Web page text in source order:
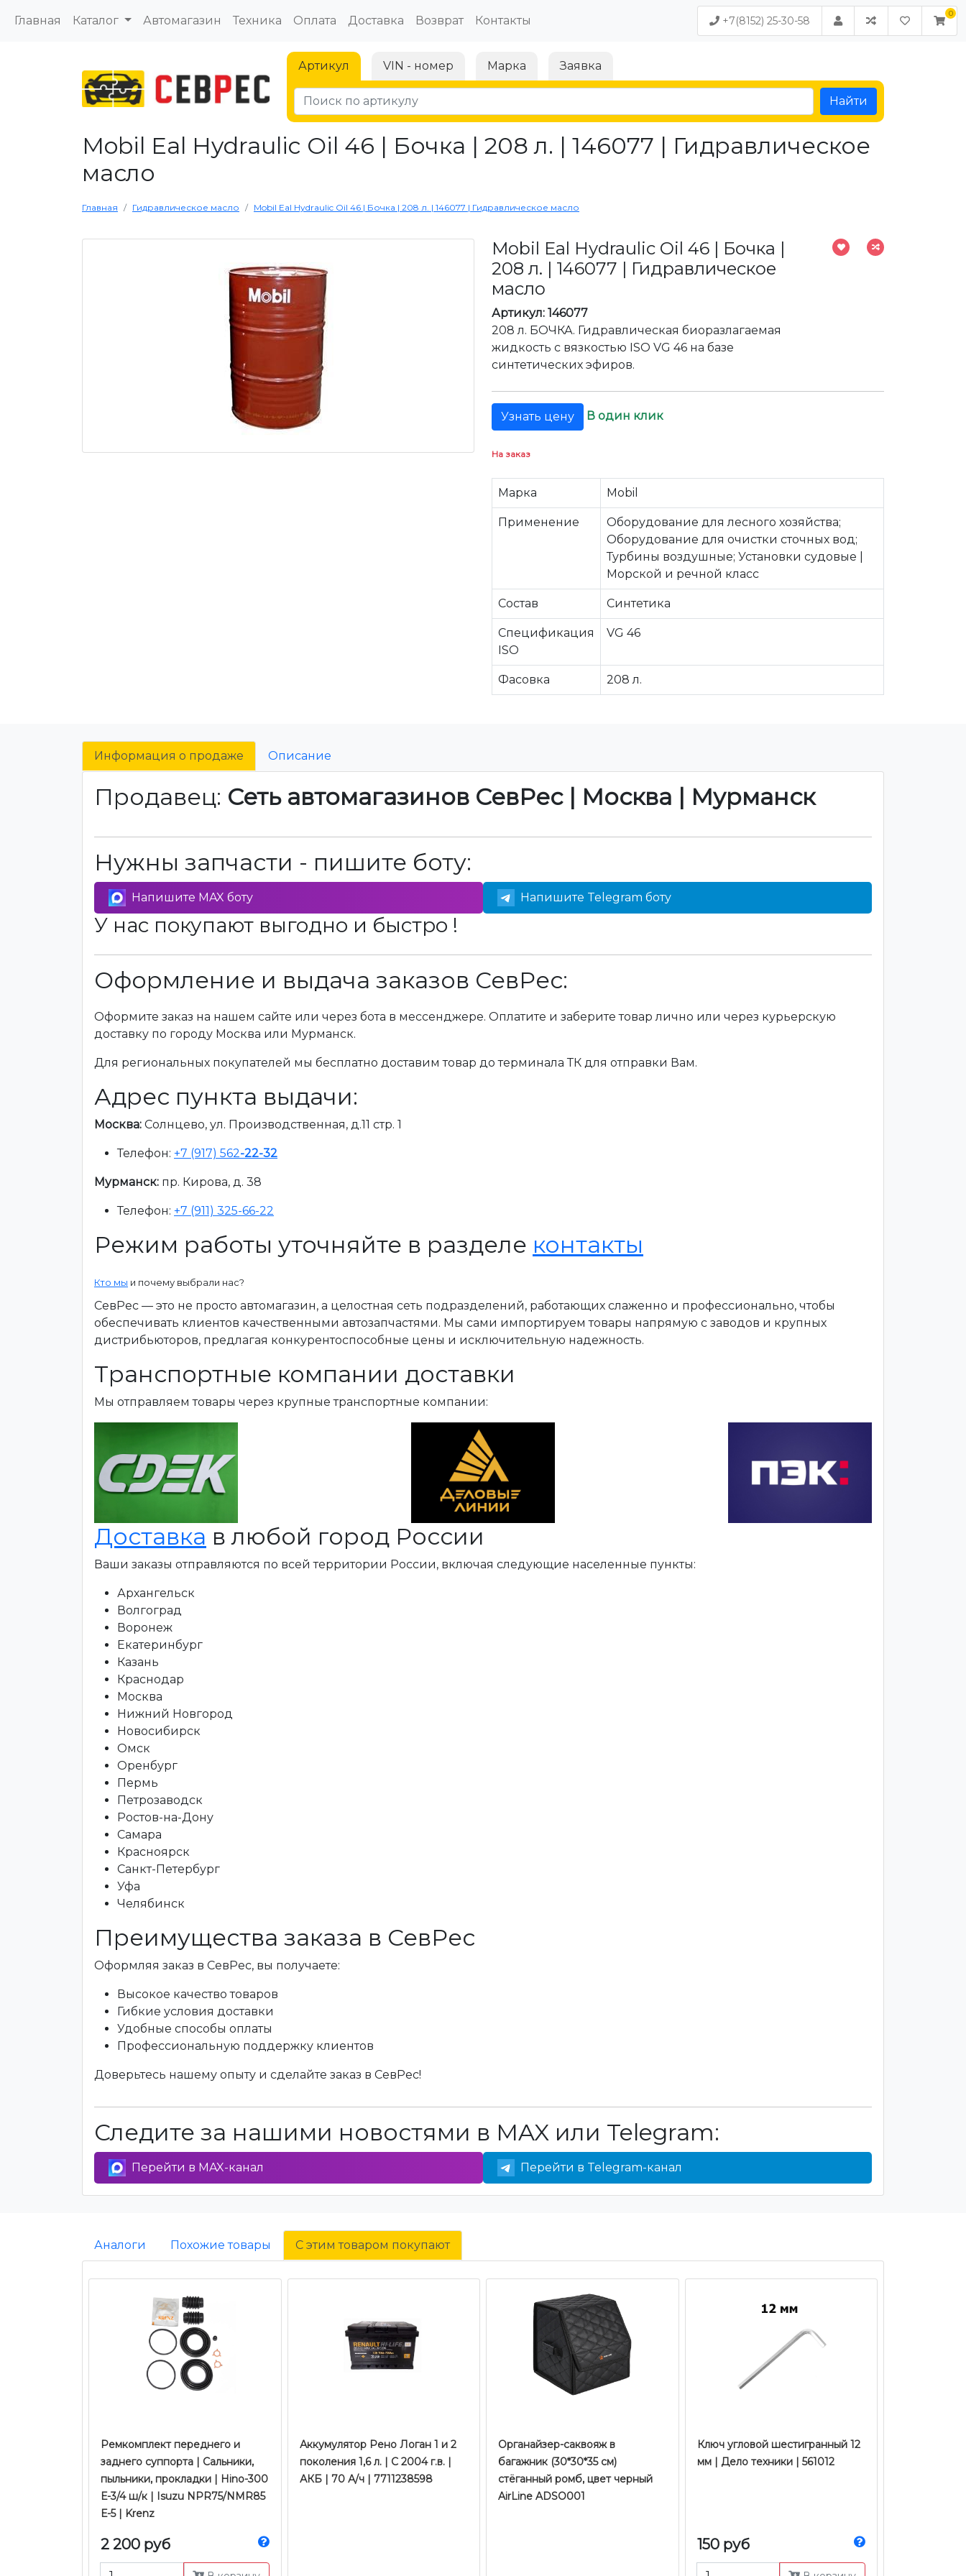
Главная Каталог Автомагазин Техника Оплата Доставка Возврат Контакты +7(8152) 25-30-58
Артикул VIN - номер Марка Заявка
Найти
Mobil Eal Hydraulic Oil 46 | Бочка | 208 л. | 146077 | Гидравлическое
масло
Главная Гидравлическое масло Mobil Eal Hydraulic Oil 46 | Бочка | 208 л. | 146077 | Гидравлическое масло
Mobil Eal Hydraulic Oil 46 | Бочка |
208 л. | 146077 | Гидравлическое
масло
Артикул: 146077
208 л. БОЧКА. Гидравлическая биоразлагаемая
жидкость c вязкостью ISO VG 46 на базе
синтетических эфиров.
Узнать цену В один клик
На заказ
Марка Mobil
Применение
Оборудование для лесного хозяйства;
Оборудование для очистки сточных вод;
Турбины воздушные; Установки судовые |
Морской и речной класс
Состав Синтетика
Спецификация
ISO
VG 46
Фасовка 208 л.
Информация о продаже Описание
Продавец: Сеть автомагазинов СевРес | Москва | Мурманск
Нужны запчасти - пишите боту:
Напишите MAX боту Напишите Telegram боту
У нас покупают выгодно и быстро !
Оформление и выдача заказов СевРес:
Оформите заказ на нашем сайте или через бота в мессенджере. Оплатите и заберите товар лично или через курьерскую
доставку по городу Москва или Мурманск.
Для региональных покупателей мы бесплатно доставим товар до терминала ТК для отправки Вам.
Адрес пункта выдачи:
Москва: Солнцево, ул. Производственная, д.11 стр. 1
Телефон: +7 (917) 562-22-32
Мурманск: пр. Кирова, д. 38
Телефон: +7 (911) 325-66-22
Режим работы уточняйте в разделе контакты
Кто мы и почему выбрали нас?
СевРес — это не просто автомагазин, а целостная сеть подразделений, работающих слаженно и профессионально, чтобы
обеспечивать клиентов качественными автозапчастями. Мы сами импортируем товары напрямую с заводов и крупных
дистрибьюторов, предлагая конкурентоспособные цены и исключительную надежность.
Транспортные компании доставки
Мы отправляем товары через крупные транспортные компании:
Доставка в любой город России
Ваши заказы отправляются по всей территории России, включая следующие населенные пункты:
Архангельск
Волгоград
Воронеж
Екатеринбург
Казань
Краснодар
Москва
Нижний Новгород
Новосибирск
Омск
Оренбург
Пермь
Петрозаводск
Ростов-на-Дону
Самара
Красноярск
Санкт-Петербург
Уфа
Челябинск
Преимущества заказа в СевРес
Оформляя заказ в СевРес, вы получаете:
Высокое качество товаров
Гибкие условия доставки
Удобные способы оплаты
Профессиональную поддержку клиентов
Доверьтесь нашему опыту и сделайте заказ в СевРес!
Следите за нашими новостями в MAX или Telegram:
Перейти в MAX-канал Перейти в Telegram-канал
Аналоги Похожие товары С этим товаром покупают
Ремкомплект переднего и
заднего суппорта | Сальники,
пыльники, прокладки | Hino-300
Е-3/4 ш/к | Isuzu NPR75/NMR85
Е-5 | Krenz
2 200 руб
Аккумулятор Рено Логан 1 и 2
поколения 1,6 л. | С 2004 г.в. |
АКБ | 70 А/ч | 7711238598
Органайзер-саквояж в
багажник (30*30*35 см)
стёганный ромб, цвет черный
AirLine ADSO001
Ключ угловой шестигранный 12
мм | Дело техники | 561012
150 руб